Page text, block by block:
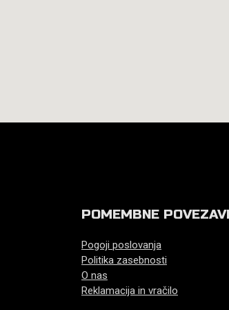
POMEMBNE
Pogoji poslovanja
Politika zasebnosti
O nas
Reklamacija in vračilo